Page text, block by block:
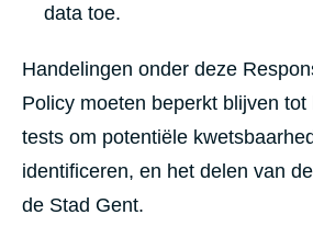
data toe.
Handelingen onder deze
Policy moeten beperkt blijven
tests om potentiële
identificeren, en het delen van
de Stad Gent.